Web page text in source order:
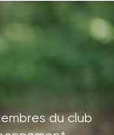
du club